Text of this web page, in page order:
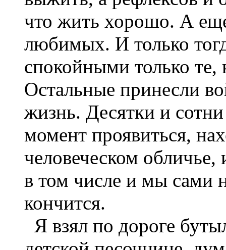
что жить хорошо. А
любимых. И только
спокойными только те,
Остальные принесли
жизнь. Десятки и
момент проявиться,
человеческом
в том числе и мы сами
кончится.
Я взял по дороге